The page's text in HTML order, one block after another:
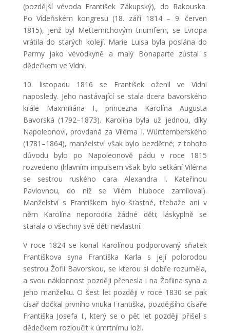
(pozdější vévoda František Zákupský), do Rakouska.
Po Vídeňském kongresu (18. září 1814 – 9. červen
1815), jenž byl Metternichovým triumfem, se Evropa
vrátila do starých kolejí. Marie Luisa byla poslána do
Parmy jako vévodkyně a malý Bonaparte zůstal s
dědečkem ve Vídni.
10. listopadu 1816 se František oženil ve Vídni
naposledy. Jeho nastávající se stala dcera bavorského
krále Maxmiliána I., princezna Karolína Augusta
Bavorská (1792–1873). Karolína byla už jednou, díky
Napoleonovi, provdaná za Viléma I. Württemberského
(1781–1864), manželství však bylo bezdětné; z tohoto
důvodu bylo po Napoleonově pádu v roce 1815
rozvedeno (hlavním impulsem však bylo setkání Viléma
se sestrou ruského cara Alexandra I. Kateřinou
Pavlovnou, do níž se Vilém hluboce zamiloval).
Manželství s Františkem bylo šťastné, třebaže ani v
něm Karolína neporodila žádné děti; láskyplně se
starala o všechny své děti nevlastní.
V roce 1824 se konal Karolínou podporovaný sňatek
Františkova syna Františka Karla s její polorodou
sestrou Žofií Bavorskou, se kterou si dobře rozuměla,
a svou náklonnost později přenesla i na Žofiina syna a
jeho manželku. O šest let později v roce 1830 se pak
císař dočkal prvního vnuka Františka, pozdějšího císaře
Františka Josefa I., který se o pět let později přišel s
dědečkem rozloučit k úmrtnímu loži.